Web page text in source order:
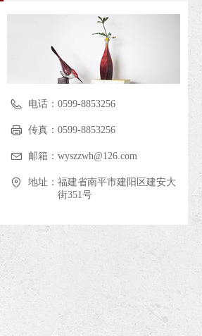
电话： 0599-8853256
传真： 0599-8853256
邮箱： wyszzwh@126.com
地址： 福建省南平市建阳区建安大
街351号